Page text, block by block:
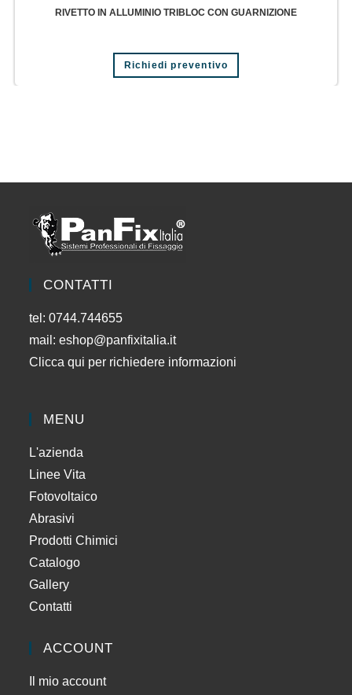
RIVETTO IN ALLUMINIO TRIBLOC CON GUARNIZIONE
Richiedi preventivo
CONTATTI
tel: 0744.744655
mail:eshop@panfixitalia.it
Clicca qui per richiedere informazioni
MENU
L'azienda
Linee Vita
Fotovoltaico
Abrasivi
Prodotti Chimici
Catalogo
Gallery
Contatti
ACCOUNT
Il mio account